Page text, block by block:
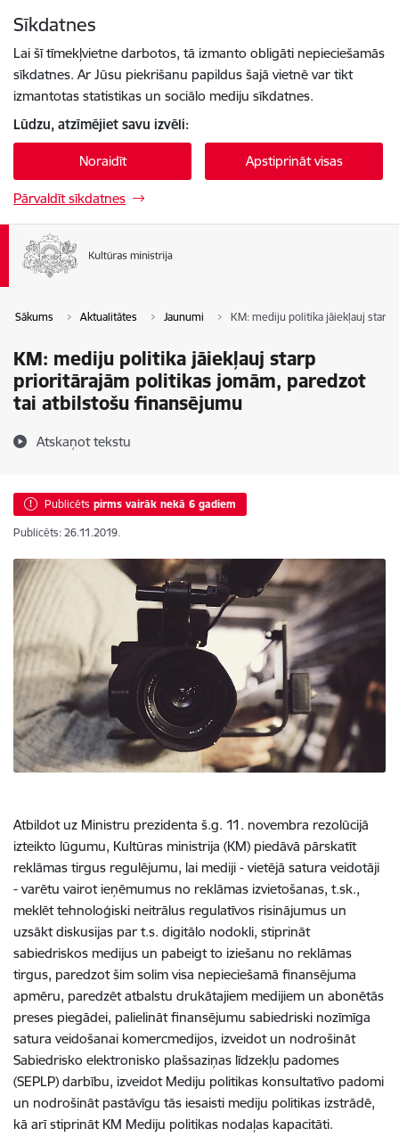
Sīkdatnes
Lai šī tīmekļvietne darbotos, tā izmanto obligāti nepieciešamās
sīkdatnes. Ar Jūsu piekrišanu papildus šajā vietnē var tikt
izmantotas statistikas un sociālo mediju sīkdatnes.
Lūdzu, atzīmējiet savu izvēli:
Noraidīt Apstiprināt visas
Pārvaldīt sīkdatnes
Sākums Aktualitātes Jaunumi KM: mediju politika jāiekļauj
KM: mediju politika jāiekļauj starp
prioritārajām politikas jomām, paredzot
tai atbilstošu finansējumu
Atskaņot tekstu
Publicēts pirms vairāk nekā 6 gadiem
Publicēts: 26.11.2019.
Atbildot uz Ministru prezidenta š.g. 11. novembra rezolūcijā
izteikto lūgumu, Kultūras ministrija (KM) piedāvā pārskatīt
reklāmas tirgus regulējumu, lai mediji - vietējā satura veidotāji
- varētu vairot ieņēmumus no reklāmas izvietošanas, t.sk.,
meklēt tehnoloģiski neitrālus regulatīvos risinājumus un
uzsākt diskusijas par t.s. digitālo nodokli, stiprināt
sabiedriskos medijus un pabeigt to iziešanu no reklāmas
tirgus, paredzot šim solim visa nepieciešamā finansējuma
apmēru, paredzēt atbalstu drukātajiem medijiem un abonētās
preses piegādei, palielināt finansējumu sabiedriski nozīmīga
satura veidošanai komercmedijos, izveidot un nodrošināt
Sabiedrisko elektronisko plašsaziņas līdzekļu padomes
(SEPLP) darbību, izveidot Mediju politikas konsultatīvo padomi
un nodrošināt pastāvīgu tās iesaisti mediju politikas izstrādē,
kā arī stiprināt KM Mediju politikas nodaļas kapacitāti.